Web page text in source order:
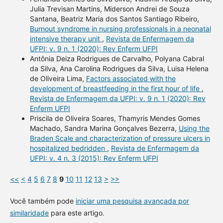
Julia Trevisan Martins, Miderson Andrei de Souza
Santana, Beatriz Maria dos Santos Santiago Ribeiro,
Burnout syndrome in nursing professionals in a neonatal
intensive therapy unit , Revista de Enfermagem da
UFPI: v. 9 n. 1 (2020): Rev Enferm UFPI
Antônia Deiza Rodrigues de Carvalho, Polyana Cabral
da Silva, Ana Carolina Rodrigues da Silva, Luisa Helena
de Oliveira Lima, Factors associated with the
development of breastfeeding in the first hour of life ,
Revista de Enfermagem da UFPI: v. 9 n. 1 (2020): Rev
Enferm UFPI
Priscila de Oliveira Soares, Thamyris Mendes Gomes
Machado, Sandra Marina Gonçalves Bezerra, Using the
Braden Scale and characterization of pressure ulcers in
hospitalized bedridden , Revista de Enfermagem da
UFPI: v. 4 n. 3 (2015): Rev Enferm UFPI
<< < 4 5 6 7 8 9 10 11 12 13 > >>
Você também pode iniciar uma pesquisa avançada por
similaridadepara este artigo.